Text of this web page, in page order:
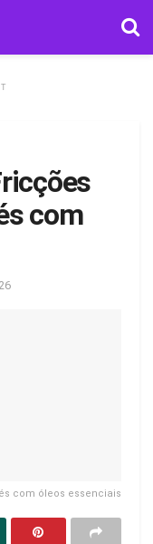
com
com óleos essenciais